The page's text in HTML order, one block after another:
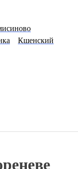
Кшенский